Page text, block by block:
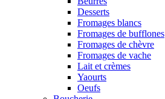
Desserts
Fromages blancs
Fromages de bufflones
Fromages de chèvre
Fromages de vache
Lait et crèmes
Yaourts
Oeufs